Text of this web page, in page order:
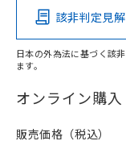
在庫等で未対応品
問い合わせくださ
該非判定見
日本の外為法に基づく該
ます。
オンライン購入
販売価格（税込）